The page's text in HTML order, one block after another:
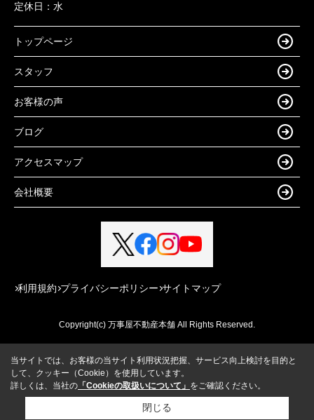
定休日： 水
トップページ
スタッフ
お客様の声
ブログ
アクセスマップ
会社概要
利用規約 プライバシーポリシー サイトマップ
Copyright(c) 万事屋不動産本舗 All Rights Reserved.
当サイトでは、お客様の当サイト利用状況把握、サービス向上検討を目的と
して、クッキー（Cookie）を使用しています。
詳しくは、当社の 「Cookieの取扱いについて」 をご確認ください。
閉じる